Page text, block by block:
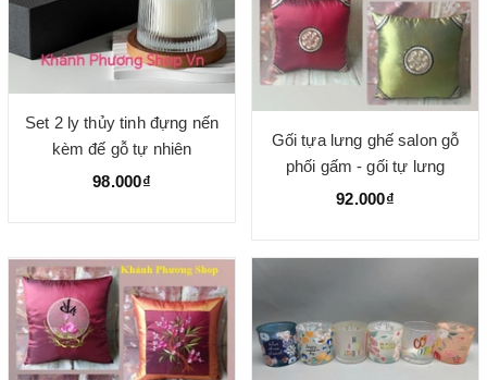
Set 2 ly thủy tinh đựng nến
kèm đế gỗ tự nhiên
98.000₫
Gối tựa lưng ghế salon gỗ
phối gấm - gối tự lưng
92.000₫